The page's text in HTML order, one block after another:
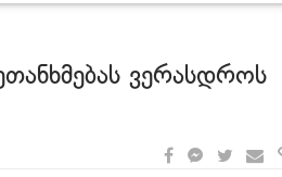
ვერასდროს